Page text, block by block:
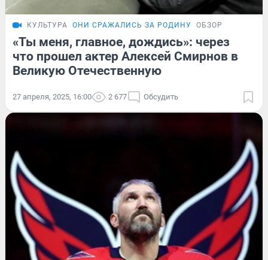
КУЛЬТУРА ОНИ СРАЖАЛИСЬ ЗА РОДИНУ ОБЗОР
«Ты меня, главное, дождись»: через
что прошел актер Алексей Смирнов в
Великую Отечественную
27 апреля, 2025, 16:00 2 677 Обсудить